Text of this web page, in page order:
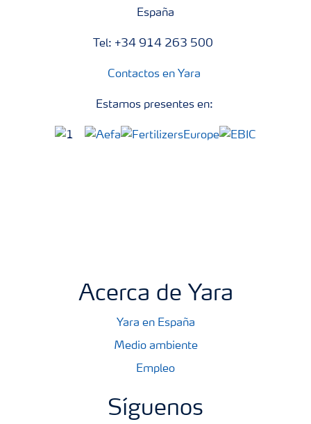
España
Tel: +34 914 263 500
Contactos en Yara
Estamos presentes en:
Acerca de Yara
Yara en España
Medio ambiente
Empleo
Síguenos